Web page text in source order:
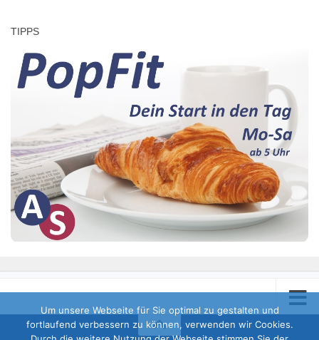
TIPPS
Um unsere Webseite für Sie optimal zu gestalten und
fortlaufend verbessern zu können, verwenden wir Cookies.